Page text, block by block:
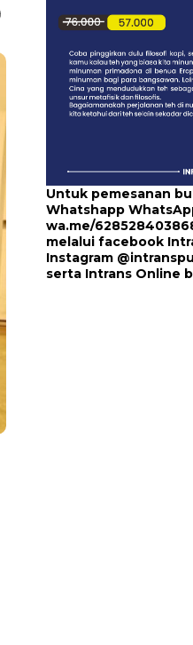
Untuk pemesanan
Whatshapp
wa.me/
melalui facebook
Instagram
serta Intrans Online